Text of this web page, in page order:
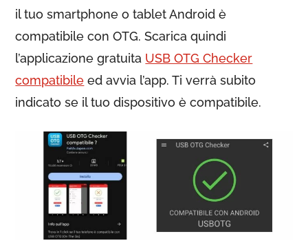
il tuo smartphone o tablet Android è
compatibile con OTG. Scarica quindi
l’applicazione gratuita USB OTG Checker
compatibile ed avvia l’app. Ti verrà subito
indicato se il tuo dispositivo è compatibile.